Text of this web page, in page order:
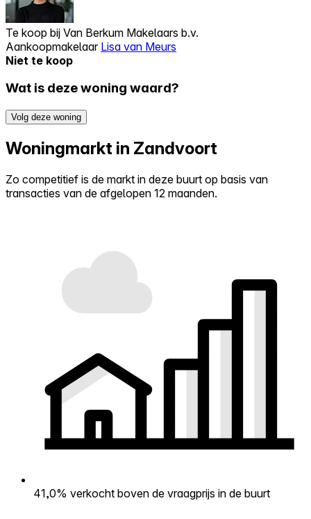
Te koop bij Van Berkum Makelaars b.v.
Aankoopmakelaar Lisa van Meurs
Niet te koop
Wat is deze woning waard?
Volg deze woning
Woningmarkt in Zandvoort
Zo competitief is de markt in deze buurt op basis van
transacties van de afgelopen 12 maanden.
41,0% verkocht boven de vraagprijs in de buurt